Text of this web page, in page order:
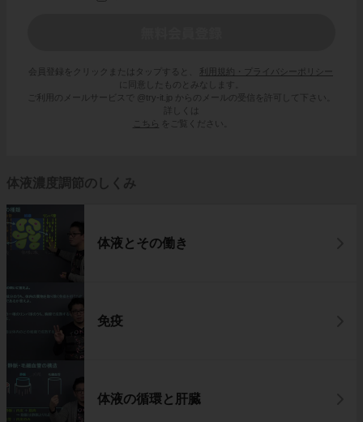
会員登録をクリックまたはタップすると、
利用規約・プライバシーポリシー
に同意したものとみなします。
ご利用のメールサービスで @try-it.jp からのメールの受信を許可して下さい。
詳しくは
こちら
をご覧ください。
体液濃度調節のしくみ
体液とその働き
免疫
体液の循環と肝臓